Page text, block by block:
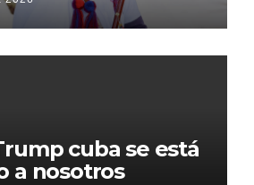
histórica
cuba se está
a nosotros